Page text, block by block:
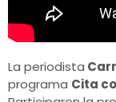
La periodista
programa Cita